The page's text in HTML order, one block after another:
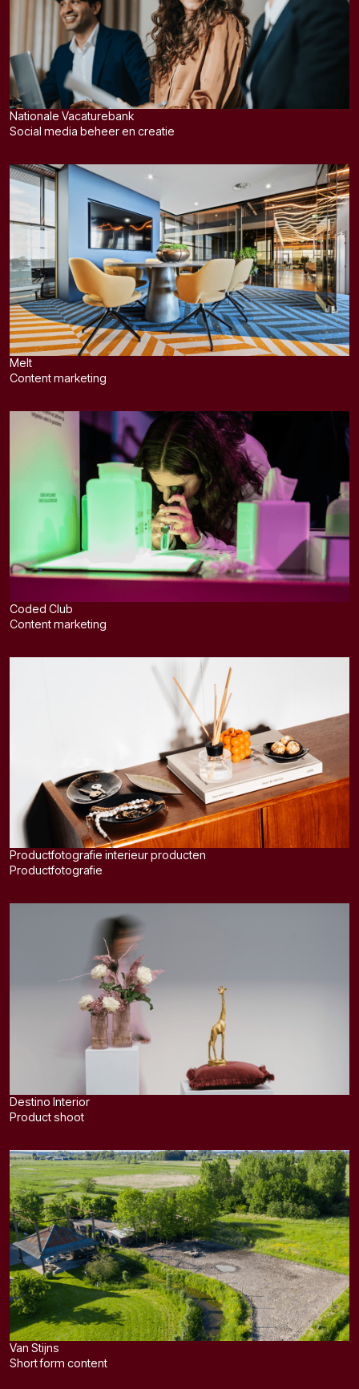
Nationale Vacaturebank
Social media beheer en creatie
Melt
Content marketing
Coded Club
Content marketing
Productfotografie interieur producten
Productfotografie
Destino Interior
Product shoot
Van Stijns
Short form content